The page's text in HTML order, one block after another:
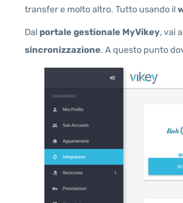
transfer e molto altro. Tutto usando il
Dal portale gestionale MyVikey, vai
sincronizzazione. A questo punto